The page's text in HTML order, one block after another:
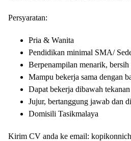
Persyaratan:
Pria & Wanita
Pendidikan minimal SMA/
Berpenampilan menarik, bersih
Mampu bekerja sama dengan
Dapat bekerja dibawah tekanan
Jujur, bertanggung jawab dan
Domisili Tasikmalaya
Kirim CV anda ke email: